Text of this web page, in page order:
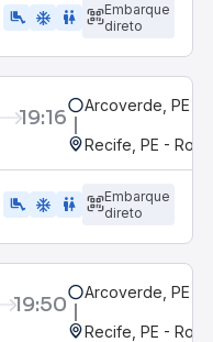
airline_seat_legroom_extra ac_unit wc
Embarque
direto
19:16 Arcoverde, PE -
Recife, PE -
airline_seat_legroom_extra ac_unit wc
Embarque
direto
19:50 Arcoverde, PE -
Recife, PE -